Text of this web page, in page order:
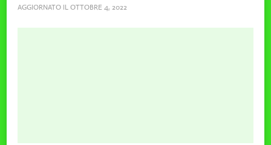
AGGIORNATO ILOTTOBRE 4, 2022